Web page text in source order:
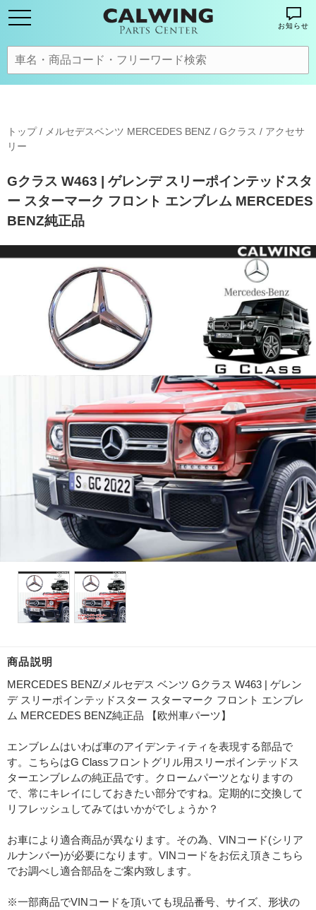
お知らせ
トップ/ メルセデスベンツ MERCEDES BENZ / Gクラス / アクセサ
リー
Gクラス W463 | ゲレンデ スリーポインテッドスタ
ー スターマーク フロント エンブレム MERCEDES
BENZ純正品
商品説明
MERCEDES BENZ/メルセデス ベンツ Gクラス W463 | ゲレン
デ スリーポインテッドスター スターマーク フロント エンブレ
ム MERCEDES BENZ純正品 【欧州車パーツ】
エンブレムはいわば車のアイデンティティを表現する部品で
す。こちらはG Classフロントグリル用スリーポインテッドス
ターエンブレムの純正品です。クロームパーツとなりますの
で、常にキレイにしておきたい部分ですね。定期的に交換して
リフレッシュしてみてはいかがでしょうか？
お車により適合商品が異なります。その為、VINコード(シリア
ルナンバー)が必要になります。VINコードをお伝え頂きこちら
でお調べし適合部品をご案内致します。
※一部商品でVINコードを頂いても現品番号、サイズ、形状の